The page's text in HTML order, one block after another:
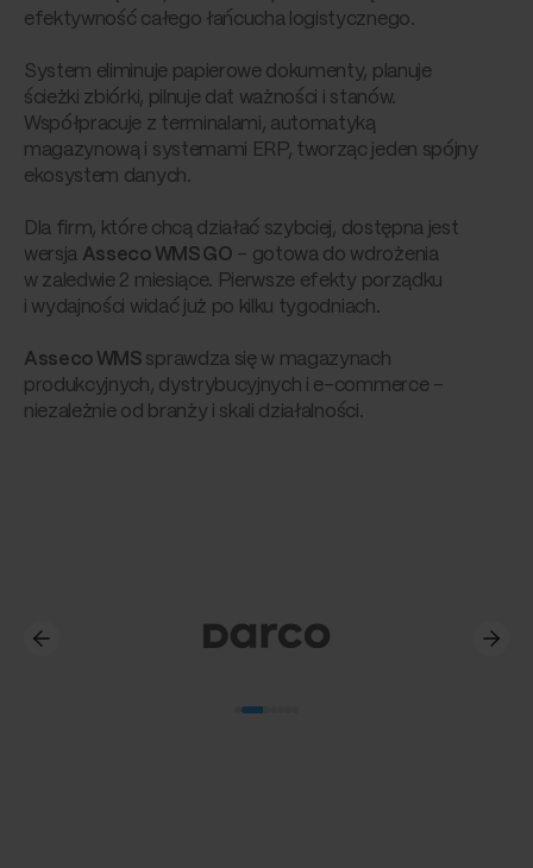
efektywność całego łańcucha logistycznego.
System eliminuje papierowe dokumenty, planuje
ścieżki zbiórki, pilnuje dat ważności i stanów.
Współpracuje z terminalami, automatyką
magazynową i systemami ERP, tworząc jeden spójny
ekosystem danych.
Dla firm, które chcą działać szybciej, dostępna jest
wersja Asseco WMS GO – gotowa do wdrożenia
w zaledwie 2 miesiące. Pierwsze efekty porządku
i wydajności widać już po kilku tygodniach.
Asseco WMSsprawdza się w magazynach
produkcyjnych, dystrybucyjnych i e-commerce –
niezależnie od branży i skali działalności.